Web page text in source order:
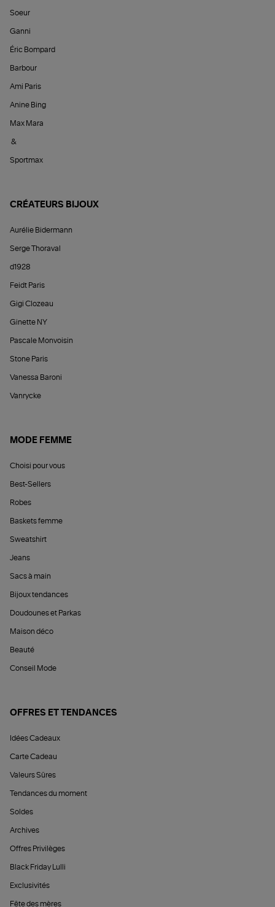
Soeur
Ganni
Éric Bompard
Barbour
Ami Paris
Anine Bing
Max Mara
&
Sportmax
CRÉATEURS BIJOUX
Aurélie Bidermann
Serge Thoraval
d1928
Feidt Paris
Gigi Clozeau
Ginette NY
Pascale Monvoisin
Stone Paris
Vanessa Baroni
Vanrycke
MODE FEMME
Choisi pour vous
Best-Sellers
Robes
Baskets femme
Sweatshirt
Jeans
Sacs à main
Bijoux tendances
Doudounes et Parkas
Maison déco
Beauté
Conseil Mode
OFFRES ET TENDANCES
Idées Cadeaux
Carte Cadeau
Valeurs Sûres
Tendances du moment
Soldes
Archives
Offres Privilèges
Black Friday Lulli
Exclusivités
Fête des mères